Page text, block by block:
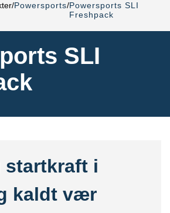
Powersports Powersports SLI
Freshpack
SLI
startkraft i
kaldt vær